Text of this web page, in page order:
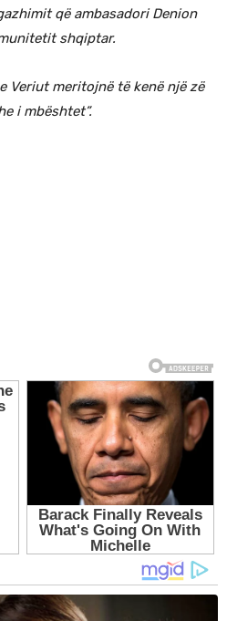
që ambasadori Denion
shqiptar.
Veriut meritojnë të kenë një zë
i mbështet”.